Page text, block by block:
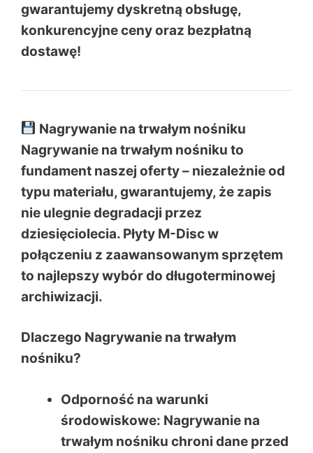
gwarantujemy dyskretną obsługę,
konkurencyjne ceny oraz bezpłatną
dostawę!
Nagrywanie na trwałym nośniku
Nagrywanie na trwałym nośniku to
fundament naszej oferty – niezależnie od
typu materiału, gwarantujemy, że zapis
nie ulegnie degradacji przez
dziesięciolecia. Płyty M-Disc w
połączeniu z zaawansowanym sprzętem
to najlepszy wybór do długoterminowej
archiwizacji.
Dlaczego Nagrywanie na trwałym
nośniku?
Odporność na warunki
środowiskowe: Nagrywanie na
trwałym nośniku chroni dane przed